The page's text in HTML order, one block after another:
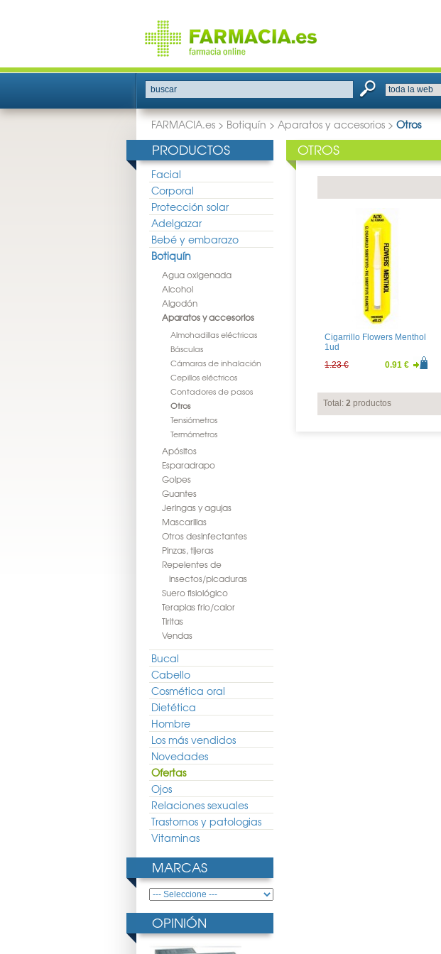
buscar
FARMACIA.es > Botiquín > Aparatos y accesorios > Otros
PRODUCTOS
Facial
Corporal
Protección solar
Adelgazar
Bebé y embarazo
Botiquín
Agua oxigenada
Alcohol
Algodón
Aparatos y accesorios
Almohadillas eléctricas
Básculas
Cámaras de inhalación
Cepillos eléctricos
Contadores de pasos
Otros
Tensiómetros
Termómetros
Apósitos
Esparadrapo
Golpes
Guantes
Jeringas y agujas
Mascarillas
Otros desinfectantes
Pinzas, tijeras
Repelentes de
insectos/picaduras
Suero fisiológico
Terapias frio/calor
Tiritas
Vendas
Bucal
Cabello
Cosmética oral
Dietética
Hombre
Los más vendidos
Novedades
Ofertas
Ojos
Relaciones sexuales
Trastornos y patologias
Vitaminas
MARCAS
OPINIÓN
OTROS
Cigarrillo Flowers Menthol
1ud
1.23 €
0.91 €
Total: 2 productos